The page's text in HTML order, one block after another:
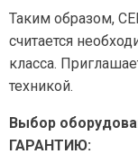
Таким образом,
считается
класса.
техникой.
Выбор
ГАРАНТИЮ: